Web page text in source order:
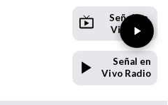
Señal en
Vivo TV
Señal en
Vivo Radio